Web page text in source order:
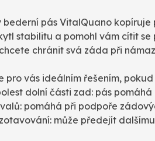
bederní pás VitalQuano
stabilitu a pomohl vám cítit
chránit svá záda při
pro vás ideálním řešením,
dolní části zad: pás
pomáhá při podpoře
může předejít